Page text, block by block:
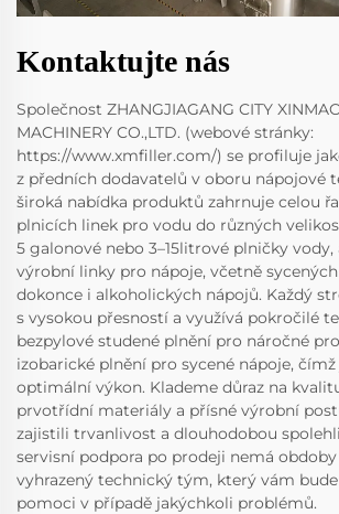
Kontaktujte nás
Společnost ZHANGJIAGANG CITY
MACHINERY CO.,LTD. (webové stránky:
https://www.xmfiller.com/) se profiluje
z předních dodavatelů v oboru nápojové
široká nabídka produktů zahrnuje celou
plnicích linek pro vodu do různých
5 galonové nebo 3–15litrové plničky
výrobní linky pro nápoje, včetně
dokonce i alkoholických nápojů. Každý
s vysokou přesností a využívá pokročilé
bezpylové studené plnění pro náročné
izobarické plnění pro sycené nápoje,
optimální výkon. Klademe důraz na
prvotřídní materiály a přísné výrobní
zajistili trvanlivost a dlouhodobou
servisní podpora po prodeji nemá
vyhrazený technický tým, který vám
pomoci v případě jakýchkoli problémů.